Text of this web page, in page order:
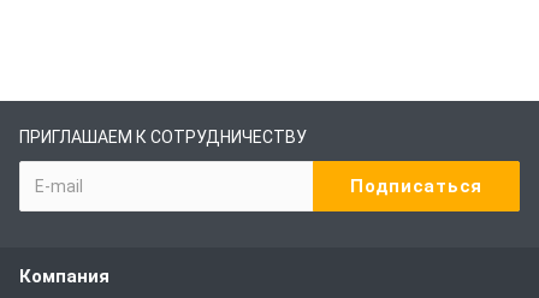
ПРИГЛАШАЕМ К СОТРУДНИЧЕСТВУ
Компания